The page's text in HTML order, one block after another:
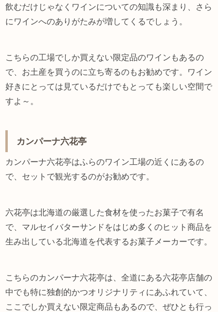
飲むだけじゃなくワインについての知識も深まり、さら
にワインへのありがたみが増してくるでしょう。
こちらの工場でしか買えない限定品のワインもあるの
で、お土産を買うのに立ち寄るのもお勧めです。ワイン
好きにとっては見ているだけでもとっても楽しい空間で
すよ～。
カンパーナ六花亭
カンパーナ六花亭はふらのワイン工場の近くにあるの
で、セットで観光するのがお勧めです。
六花亭は北海道の厳選した食材を使ったお菓子で有名
で、マルセイバターサンドをはじめ多くのヒット商品を
生み出している北海道を代表するお菓子メーカーです。
こちらのカンパーナ六花亭は、全道にある六花亭店舗の
中でも特に独創的かつオリジナリティにあふれていて、
ここでしか買えない限定商品もあるので、ぜひとも行っ